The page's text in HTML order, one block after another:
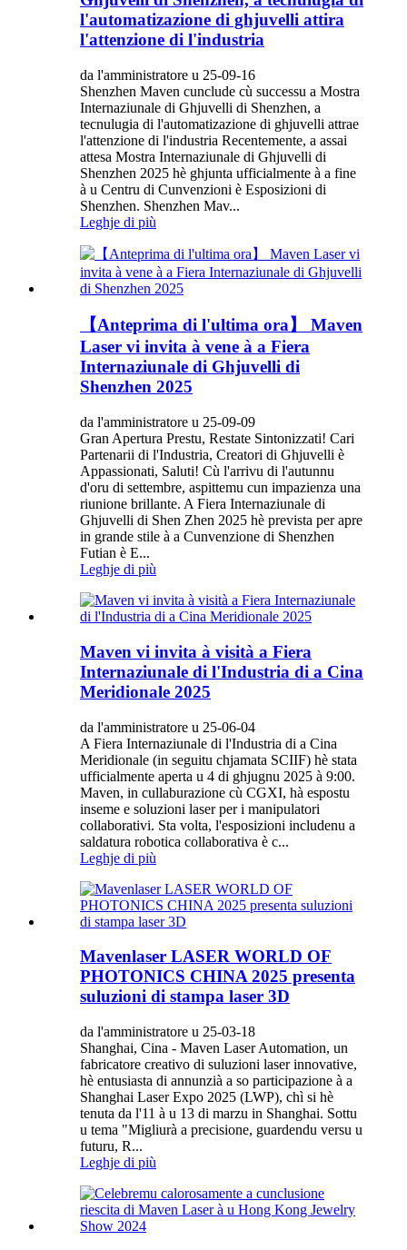
l'automatizazione di ghjuvelli attira
l'attenzione di l'industria
da l'amministratore u 25-09-16
Shenzhen Maven cunclude cù successu a Mostra
Internaziunale di Ghjuvelli di Shenzhen, a
tecnulugia di l'automatizazione di ghjuvelli attrae
l'attenzione di l'industria Recentemente, a assai
attesa Mostra Internaziunale di Ghjuvelli di
Shenzhen 2025 hè ghjunta ufficialmente à a fine
à u Centru di Cunvenzioni è Esposizioni di
Shenzhen. Shenzhen Mav...
Leghje di più
【Anteprima di l'ultima ora】 Maven
Laser vi invita à vene à a Fiera
Internaziunale di Ghjuvelli di
Shenzhen 2025
da l'amministratore u 25-09-09
Gran Apertura Prestu, Restate Sintonizzati! Cari
Partenarii di l'Industria, Creatori di Ghjuvelli è
Appassionati, Saluti! Cù l'arrivu di l'autunnu
d'oru di settembre, aspittemu cun impazienza una
riunione brillante. A Fiera Internaziunale di
Ghjuvelli di Shen Zhen 2025 hè prevista per apre
in grande stile à a Cunvenzione di Shenzhen
Futian è E...
Leghje di più
Maven vi invita à visità a Fiera
Internaziunale di l'Industria di a Cina
Meridionale 2025
da l'amministratore u 25-06-04
A Fiera Internaziunale di l'Industria di a Cina
Meridionale (in seguitu chjamata SCIIF) hè stata
ufficialmente aperta u 4 di ghjugnu 2025 à 9:00.
Maven, in cullaburazione cù CGXI, hà espostu
inseme e soluzioni laser per i manipulatori
collaborativi. Sta volta, l'esposizioni includenu a
saldatura robotica collaborativa è c...
Leghje di più
Mavenlaser LASER WORLD OF
PHOTONICS CHINA 2025 presenta
suluzioni di stampa laser 3D
da l'amministratore u 25-03-18
Shanghai, Cina - Maven Laser Automation, un
fabricatore creativo di suluzioni laser innovative,
hè entusiasta di annunzià a so participazione à a
Shanghai Laser Expo 2025 (LWP), chì si hè
tenuta da l'11 à u 13 di marzu in Shanghai. Sottu
u tema "Migliurà a precisione, guardendu versu u
futuru, R...
Leghje di più